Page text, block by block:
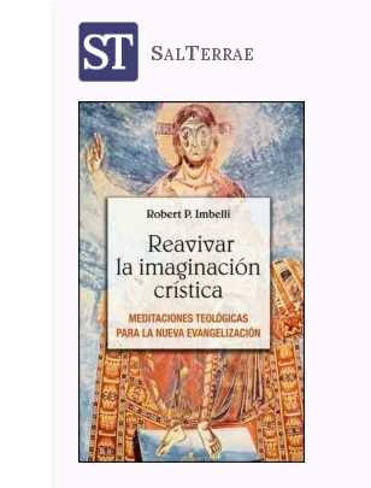
SalTerrae